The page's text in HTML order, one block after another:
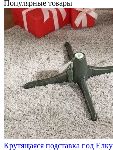
Популярные товары
Крутящаяся подставка под Елку